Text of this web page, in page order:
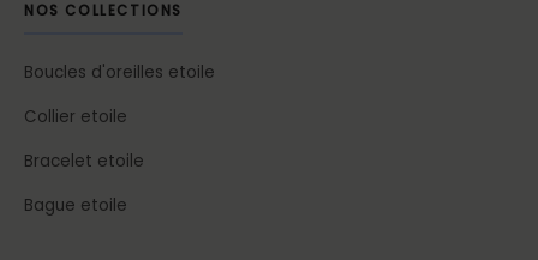
NOS COLLECTIONS
Boucles d'oreilles etoile
Collier etoile
Bracelet etoile
Bague etoile